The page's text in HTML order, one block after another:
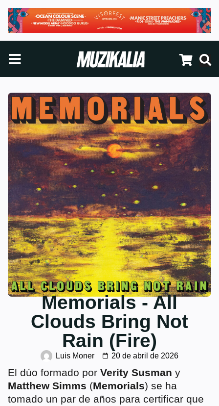
Memorials - All
Clouds Bring Not
Rain (Fire)
Luis Moner 20 de abril de 2026
El dúo formado por Verity Susman y
Matthew Simms (Memorials) se ha
tomado un par de años para certificar que